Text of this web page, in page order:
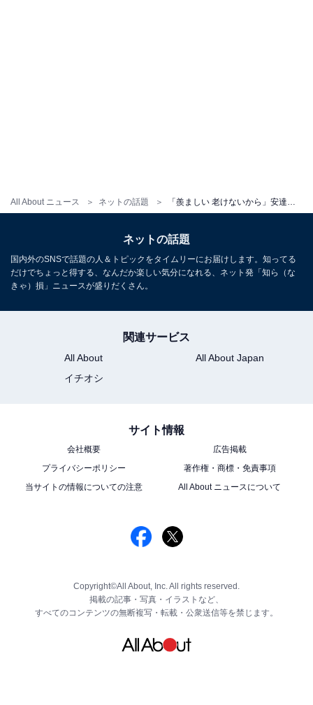
All About ニュース ネットの話題
ネットの話題
国内外のSNSで話題の人＆トピックをタイムリーにお届けします。知ってる
だけでちょっと得する、なんだか楽しい気分になれる、ネット発「知ら（な
きゃ）損」ニュースが盛りだくさん。
関連サービス
All About
All About Japan
イチオシ
サイト情報
会社概要
広告掲載
プライバシーポリシー
著作権・商標・免責事項
当サイトの情報についての注意
All About ニュースについて
Copyright©All About, Inc. All rights reserved.
掲載の記事・写真・イラストなど、
すべてのコンテンツの無断複写・転載・公衆送信等を禁じます。